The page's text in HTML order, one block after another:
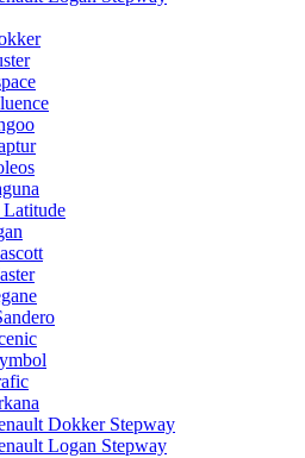
Latitude
Dokker Stepway
Logan Stepway